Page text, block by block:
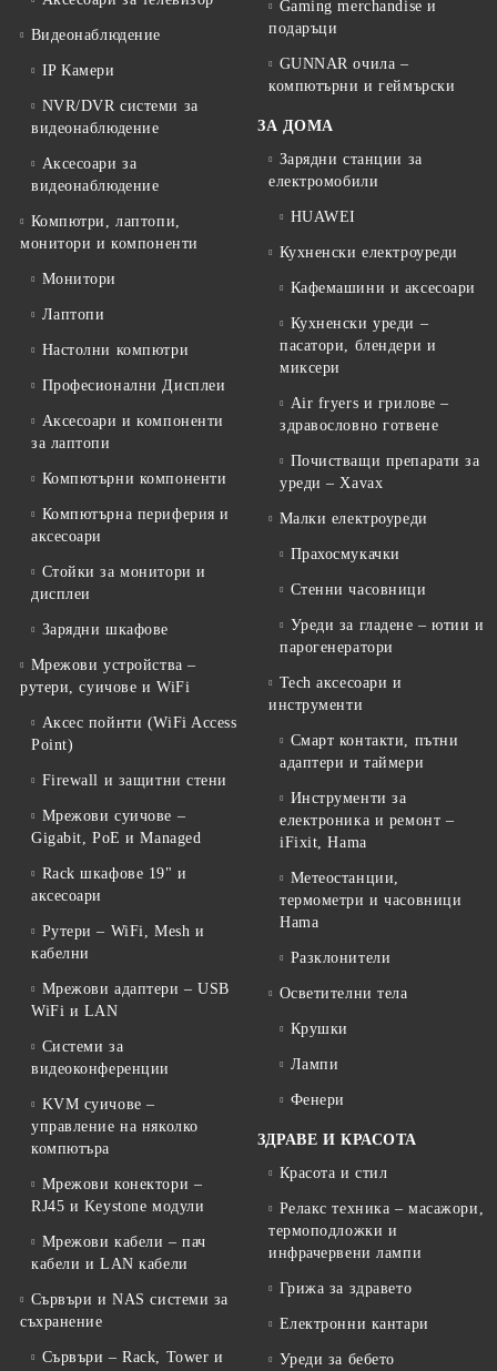
Видеонаблюдение
IP Камери
NVR/DVR системи за
видеонаблюдение
Аксесоари за
видеонаблюдение
Компютри, лаптопи,
монитори и компоненти
Монитори
Лаптопи
Настолни компютри
Професионални Дисплеи
Аксесоари и компоненти
за лаптопи
Компютърни компоненти
Компютърна периферия и
аксесоари
Стойки за монитори и
дисплеи
Зарядни шкафове
Мрежови устройства –
рутери, суичове и WiFi
Аксес пойнти (WiFi Access
Point)
Firewall и защитни стени
Мрежови суичове –
Gigabit, PoE и Managed
Rack шкафове 19" и
аксесоари
Рутери – WiFi, Mesh и
кабелни
Мрежови адаптери – USB
WiFi и LAN
Системи за
видеоконференции
KVM суичове –
управление на няколко
компютъра
Мрежови конектори –
RJ45 и Keystone модули
Мрежови кабели – пач
кабели и LAN кабели
Сървъри и NAS системи за
съхранение
Сървъри – Rack, Tower и
Gaming merchandise и
подаръци
GUNNAR очила –
компютърни и геймърски
ЗА ДОМА
Зарядни станции за
електромобили
HUAWEI
Кухненски електроуреди
Кафемашини и аксесоари
Кухненски уреди –
пасатори, блендери и
миксери
Air fryers и грилове –
здравословно готвене
Почистващи препарати за
уреди – Xavax
Малки електроуреди
Прахосмукачки
Стенни часовници
Уреди за гладене – ютии и
парогенератори
Tech аксесоари и
инструменти
Смарт контакти, пътни
адаптери и таймери
Инструменти за
електроника и ремонт –
iFixit, Hama
Метеостанции,
термометри и часовници
Hama
Разклонители
Осветителни тела
Крушки
Лампи
Фенери
ЗДРАВЕ И КРАСОТА
Красота и стил
Релакс техника – масажори,
термоподложки и
инфрачервени лампи
Грижа за здравето
Електронни кантари
Уреди за бебето